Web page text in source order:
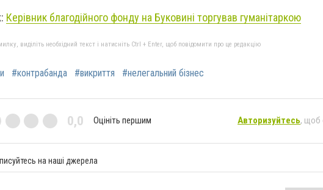
Керівник благодійного фонду на Буковині торгував гуманітаркою
виділіть необхідний текст і натисніть Ctrl + Enter, щоб повідомити про це редакцію
#контрабанда #викриття #нелегальний бізнес
0,0 Оцініть першим Авторизуйтесь, щоб
на наші джерела